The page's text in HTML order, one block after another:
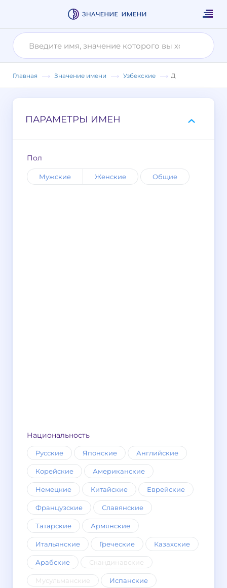
Главная Значение имени Узбекские Д
ПАРАМЕТРЫ ИМЕН
Пол
Мужские Женские Общие
Национальность
Русские Японские Английские
Корейские Американские
Немецкие Китайские Еврейские
Французские Славянские
Татарские Армянские
Итальянские Греческие Казахские
Арабские Скандинавские
Мусульманские Испанские